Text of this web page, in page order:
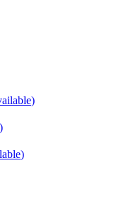
)
)
)